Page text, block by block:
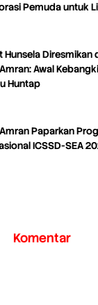
Pemuda untuk
Hunsela
Awal
Huntap
Paparkan
ICSSD-SEA
Komentar